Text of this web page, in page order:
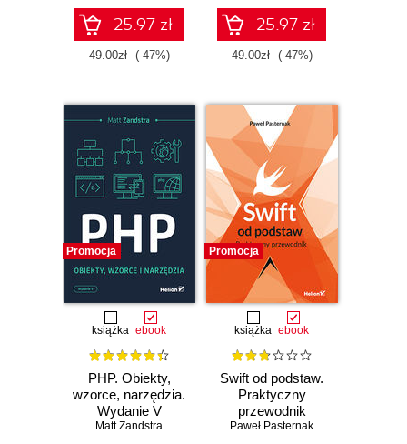
25.97 zł
49.00zł (-47%)
25.97 zł
49.00zł (-47%)
Promocja
książka ebook
PHP. Obiekty,
wzorce, narzędzia.
Wydanie V
Matt Zandstra
Promocja
książka ebook
Swift od podstaw.
Praktyczny
przewodnik
Paweł Pasternak